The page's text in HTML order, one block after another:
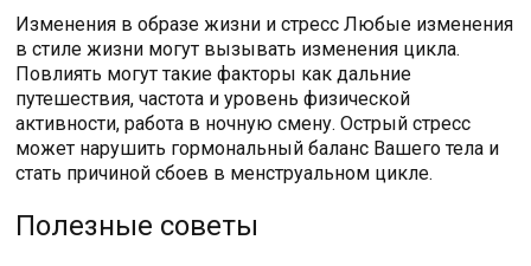
Изменения в образе жизни и стресс Любые изменения
в стиле жизни могут вызывать изменения цикла.
Повлиять могут такие факторы как дальние
путешествия, частота и уровень физической
активности, работа в ночную смену. Острый стресс
может нарушить гормональный баланс Вашего тела и
стать причиной сбоев в менструальном цикле.
Полезные советы